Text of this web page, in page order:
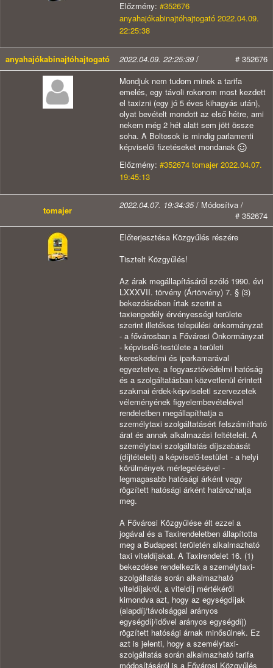
Előzmény: #352676
anyahajókabinajtóhajtogató 2022.04.09.
22:25:38
anyahajókabinajtóhajtogató 2022.04.09. 22:25:39 /
# 352676
Mondjuk nem tudom minek a tarifa
emelés, egy távoli rokonom most kezdett
el taxizni (egy jó 5 éves kihagyás után),
olyat bevételt mondott az első hétre, ami
nekem még 2 hét alatt sem jött össze
soha. A Boltosok is mindig parlamenti
képviselői fizetéseket mondanak
Előzmény: #352674 tomajer 2022.04.07.
19:45:13
tomajer 2022.04.07. 19:34:35/ Módosítva /
# 352674
Előterjesztésa Közgyűlés részére
Tisztelt Közgyűlés!
Az árak megállapításáról szóló 1990. évi
LXXXVII. törvény (Ártörvény) 7. § (3)
bekezdésében írtak szerint a
taxiengedély érvényességi területe
szerint illetékes települési önkormányzat
- a fővárosban a Fővárosi Önkormányzat
- képviselő-testülete a területi
kereskedelmi és iparkamarával
egyeztetve, a fogyasztóvédelmi hatóság
és a szolgáltatásban közvetlenül érintett
szakmai érdek-képviseleti szervezetek
véleményének figyelembevételével
rendeletben megállapíthatja a
személytaxi szolgáltatásért felszámítható
árat és annak alkalmazási feltételeit. A
személytaxi szolgáltatás díjszabását
(díjtételeit) a képviselő-testület - a helyi
körülmények mérlegelésével -
legmagasabb hatósági árként vagy
rögzített hatósági árként határozhatja
meg.
A Fővárosi Közgyűlése élt ezzel a
jogával és a Taxirendeletben állapította
meg a Budapest területén alkalmazható
taxi viteldíjakat. A Taxirendelet 16. (1)
bekezdése rendelkezik a személytaxi-
szolgáltatás során alkalmazható
viteldíjakról, a viteldíj mértékéről
kimondva azt, hogy az egységdíjak
(alapdíj/távolsággal arányos
egységdíj/idővel arányos egységdíj)
rögzített hatósági árnak minősülnek. Ez
azt is jelenti, hogy a személytaxi-
szolgáltatás során alkalmazható tarifa
módosításáról is a Fővárosi Közgyűlés